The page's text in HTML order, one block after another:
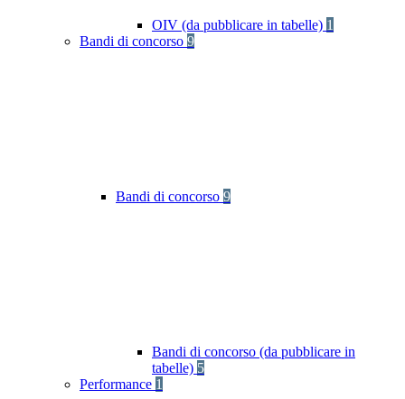
OIV (da pubblicare in tabelle) 1
Bandi di concorso 9
Bandi di concorso 9
Bandi di concorso (da pubblicare in
tabelle) 5
Performance 1